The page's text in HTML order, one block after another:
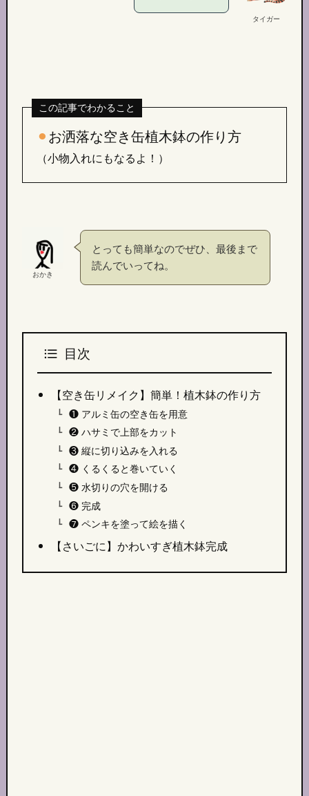
タイガー
この記事でわかること
⚫︎ お洒落な空き缶植木鉢の作り方
（小物入れにもなるよ！）
おかき
とっても簡単なのでぜひ、最後まで
読んでいってね。
目次
【空き缶リメイク】簡単！植木鉢の作り方
❶ アルミ缶の空き缶を用意
❷ ハサミで上部をカット
❸ 縦に切り込みを入れる
❹ くるくると巻いていく
❺ 水切りの穴を開ける
❻ 完成
❼ ペンキを塗って絵を描く
【さいごに】かわいすぎ植木鉢完成